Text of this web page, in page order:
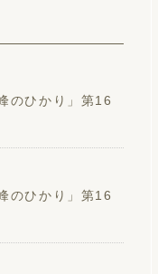
のひかり」第16
のひかり」第16